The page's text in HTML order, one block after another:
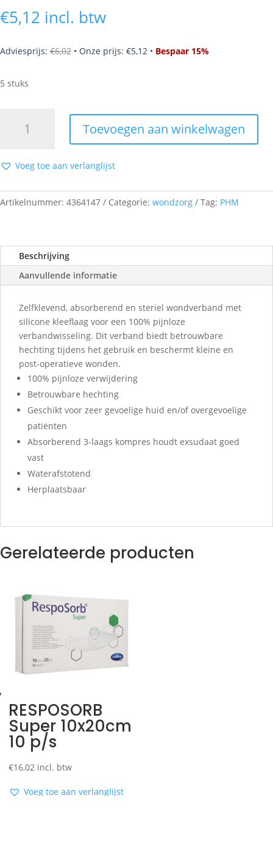
€5,12 incl. btw
Adviesprijs: €6,02 • Onze prijs: €5,12 • Bespaar 15%
5 stuks
5
aantal
Toevoegen aan winkelwagen
Voeg toe aan verlanglijst
Artikelnummer: 4364147 Categorie: wondzorg Tag: PHM
Beschrijving
Aanvullende informatie
Zelfklevend, absorberend en steriel wondverband met
silicone kleeflaag voor een 100% pijnloze
verbandwisseling. Dit verband biedt betrouwbare
hechting tijdens het gebruik en beschermt kleine en
post-operatieve wonden.
100% pijnloze verwijdering
Betrouwbare hechting
Geschikt voor zeer gevoelige huid en/of overgevoelige
patiënten
Absorberend 3-laags kompres houdt exsudaat goed
vast
Waterafstotend
Herplaatsbaar
Gerelateerde producten
RESPOSORB
Super 10x20cm
10 p/s
€16,02 incl. btw
Voeg toe aan verlanglijst